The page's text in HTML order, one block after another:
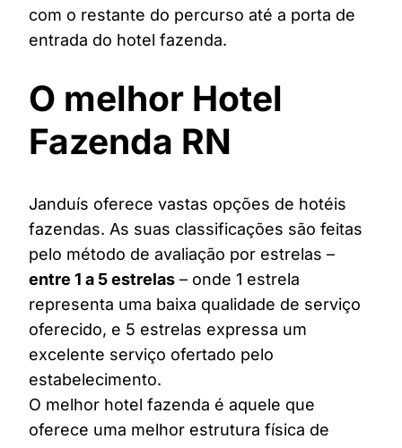
com o restante do percurso até a porta de
entrada do hotel fazenda.
O melhor Hotel
Fazenda RN
Janduís oferece vastas opções de hotéis
fazendas. As suas classificações são feitas
pelo método de avaliação por estrelas –
entre 1 a 5 estrelas – onde 1 estrela
representa uma baixa qualidade de serviço
oferecido, e 5 estrelas expressa um
excelente serviço ofertado pelo
estabelecimento.
O melhor hotel fazenda é aquele que
oferece uma melhor estrutura física de